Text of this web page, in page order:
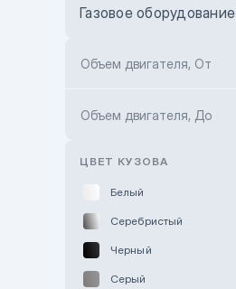
Toyota Kokshetau
Hyundai ShymCity
Газовое оборудование
Объем двигателя, От
Объем двигателя, До
ЦВЕТ КУЗОВА
Белый
Серебристый
Черный
Серый